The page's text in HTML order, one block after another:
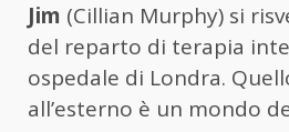
Jim (Cillian Murphy) si
del reparto di terapia
ospedale di Londra.
all’esterno è un mondo